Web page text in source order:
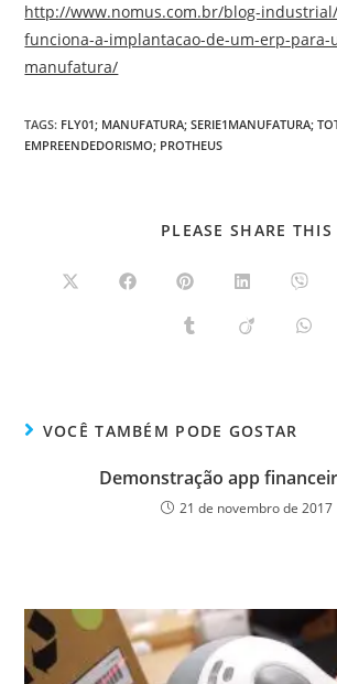
http://www.nomus.com.br/blog-
funciona-a-implantacao-de-um-erp-
manufatura/
TAGS: FLY01; MANUFATURA; SERIE1MANUFATURA;
EMPREENDEDORISMO; PROTHEUS
PLEASE SHARE THIS
VOCÊ TAMBÉM PODE GOSTAR
Demonstração app
21 de novembro de 2017